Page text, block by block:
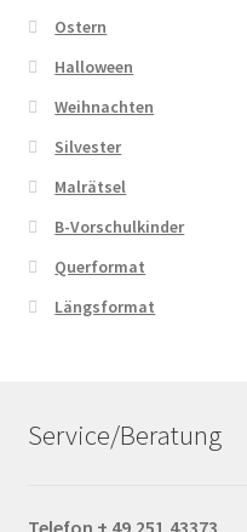
Ostern
Halloween
Weihnachten
Silvester
Malrätsel
B-Vorschulkinder
Querformat
Längsformat
Service/Beratung